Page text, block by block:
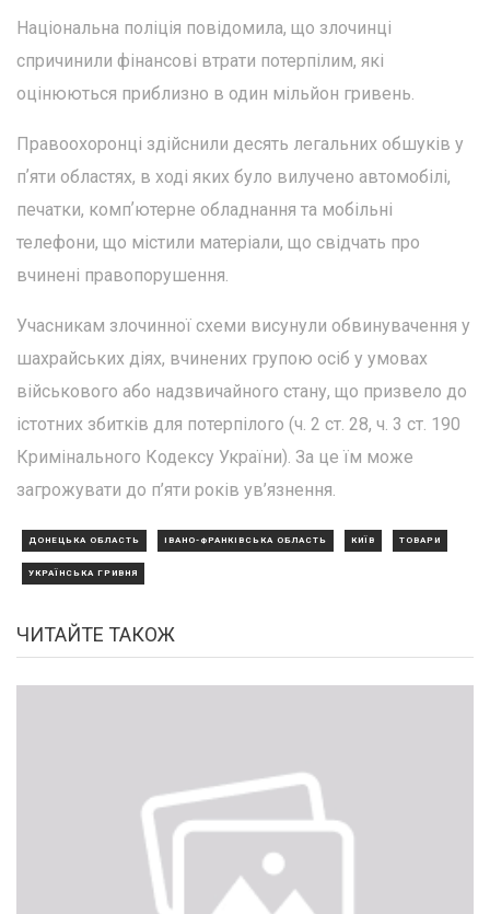
Національна поліція повідомила, що злочинці
спричинили фінансові втрати потерпілим, які
оцінюються приблизно в один мільйон гривень.
Правоохоронці здійснили десять легальних обшуків у
пʼяти областях, в ході яких було вилучено автомобілі,
печатки, компʼютерне обладнання та мобільні
телефони, що містили матеріали, що свідчать про
вчинені правопорушення.
Учасникам злочинної схеми висунули обвинувачення у
шахрайських діях, вчинених групою осіб у умовах
військового або надзвичайного стану, що призвело до
істотних збитків для потерпілого (ч. 2 ст. 28, ч. 3 ст. 190
Кримінального Кодексу України). За це їм може
загрожувати до п’яти років ув’язнення.
ДОНЕЦЬКА ОБЛАСТЬ ІВАНО-ФРАНКІВСЬКА ОБЛАСТЬ КИЇВ ТОВАРИ
УКРАЇНСЬКА ГРИВНЯ
ЧИТАЙТЕ ТАКОЖ